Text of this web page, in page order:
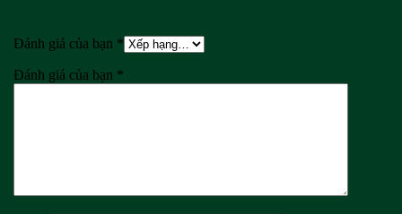
Đánh giá của bạn *
Đánh giá của bạn *